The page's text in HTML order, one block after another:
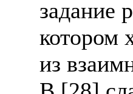
задание
котором
из